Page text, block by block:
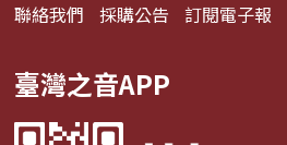
聯絡我們 採購公告 訂閱電子報
臺灣之音APP